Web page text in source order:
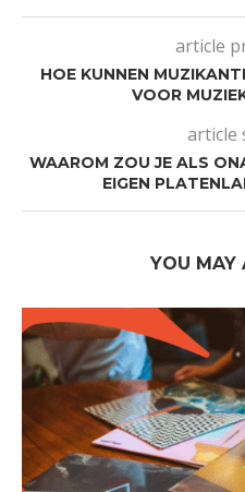
article
HOE KUNNEN
VOOR
article
WAAROM ZOU JE ALS
EIGEN
YOU MAY